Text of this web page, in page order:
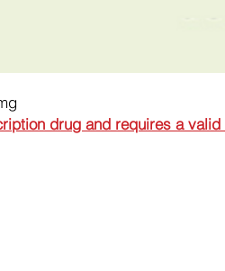
drug and requires a